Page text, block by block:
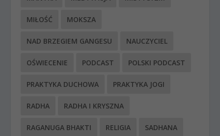
MIŁOŚĆ MOKSZA
NAD BRZEGIEM GANGESU NAUCZYCIEL
OŚWIECENIE PODCAST POLSKI PODCAST
PRAKTYKA DUCHOWA PRAKTYKA JOGI
RADHA RADHA I KRYSZNA
RAGANUGA BHAKTI RELIGIA SADHANA